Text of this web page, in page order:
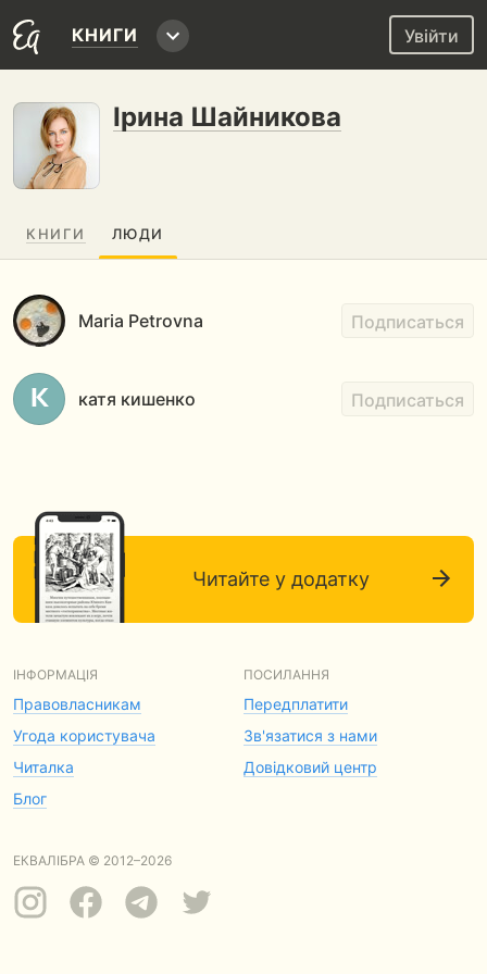
КНИГИ Увійти
Ірина Шайникова
КНИГИ ЛЮДИ
Maria Petrovna Подписаться
катя кишенко Подписаться
Читайте у додатку
ІНФОРМАЦІЯ
Правовласникам
Угода користувача
Читалка
Блог
ПОСИЛАННЯ
Передплатити
Зв'язатися з нами
Довідковий центр
ЕКВАЛІБРА © 2012–2026